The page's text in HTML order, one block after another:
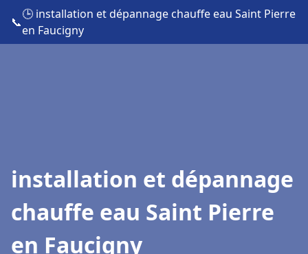
📞
🕒 installation et dépannage chauffe eau Saint Pierre
en Faucigny
installation et dépannage
chauffe eau Saint Pierre
en Faucigny